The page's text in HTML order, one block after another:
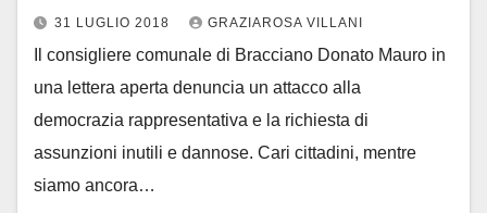
maestre promesse
31 LUGLIO 2018 GRAZIAROSA VILLANI
Il consigliere comunale di Bracciano Donato Mauro in
una lettera aperta denuncia un attacco alla
democrazia rappresentativa e la richiesta di
assunzioni inutili e dannose. Cari cittadini, mentre
siamo ancora…